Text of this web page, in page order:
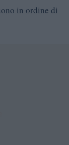
in ordine di